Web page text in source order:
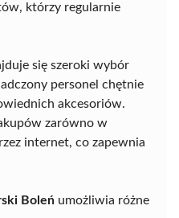
którzy regularnie
się szeroki wybór
personel chętnie
akcesoriów.
zarówno w
internet, co zapewnia
Boleń umożliwia różne